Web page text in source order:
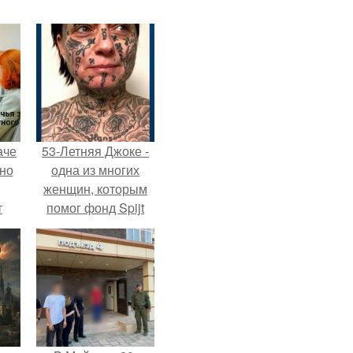
53-Летняя Джоке -
одна из многих
женщин, которым
помог фонд Spijt
van Tattoo,
основанный в
Роттердаме.